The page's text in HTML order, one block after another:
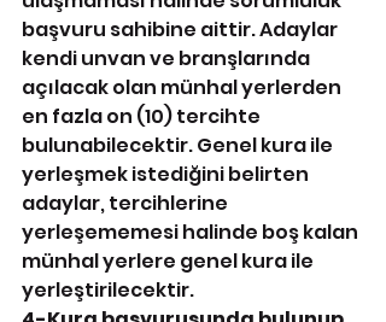
başvuru sahibine aittir. Adaylar
kendi unvan ve branşlarında
açılacak olan münhal yerlerden
en fazla on (10) tercihte
bulunabilecektir. Genel kura ile
yerleşmek istediğini belirten
adaylar, tercihlerine
yerleşememesi halinde boş kalan
münhal yerlere genel kura ile
yerleştirilecektir.